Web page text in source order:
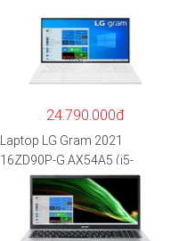
24.790.000đ
Laptop LG Gram 2021
16ZD90P-G.AX54A5 (i5-
1135G7/8GB RAM/512GB
SSD/16″WQXGA/Dos/Trắng)